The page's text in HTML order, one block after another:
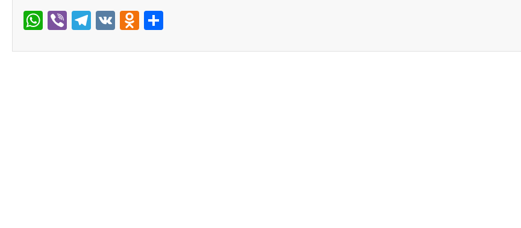
WhatsApp
ViberTelegram
VKOdnoklassniki